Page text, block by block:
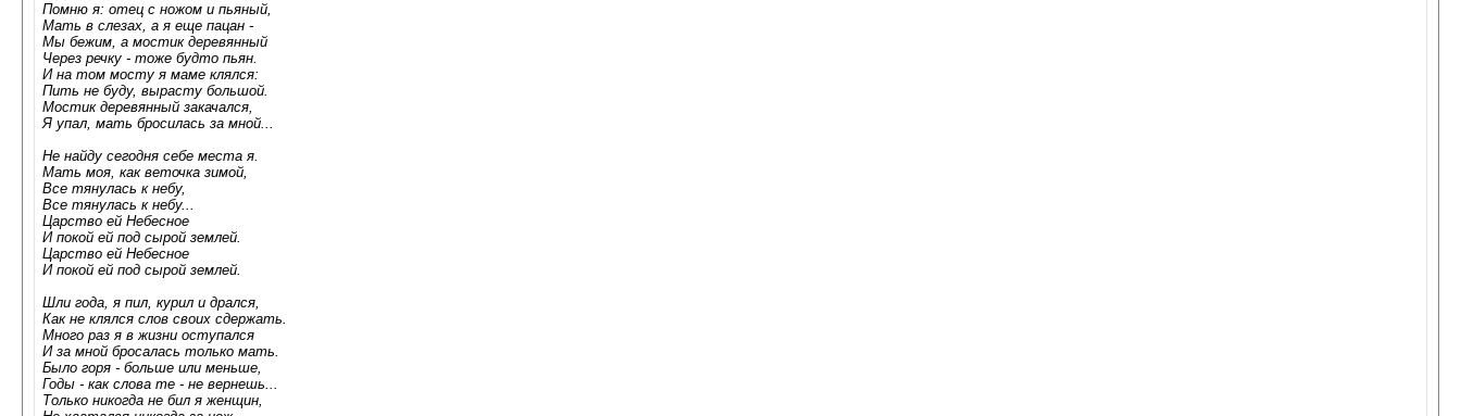
Помню я: отец с ножом и пьяный,
Мать в слезах, а я еще пацан -
Мы бежим, а мостик деревянный
Через речку - тоже будто пьян.
И на том мосту я маме клялся:
Пить не буду, вырасту большой.
Мостик деревянный закачался,
Я упал, мать бросилась за мной...
Не найду сегодня себе места я.
Мать моя, как веточка зимой,
Все тянулась к небу,
Все тянулась к небу...
Царство ей Небесное
И покой ей под сырой землей.
Царство ей Небесное
И покой ей под сырой землей.
Шли года, я пил, курил и дрался,
Как не клялся слов своих сдержать.
Много раз я в жизни оступался
И за мной бросалась только мать.
Было горя - больше или меньше,
Годы - как слова те - не вернешь...
Только никогда не бил я женщин,